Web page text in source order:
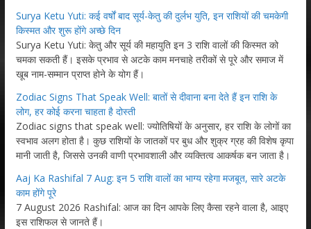
Surya Ketu Yuti: कई वर्षों बाद सूर्य-केतु की दुर्लभ युति, इन राशियों की चमकेगी
किस्मत और शुरू होंगे अच्छे दिन
Surya Ketu Yuti: केतु और सूर्य की महायुति इन 3 राशि वालों की किस्मत को
चमका सकती हैं। इसके प्रभाव से अटके काम मनचाहे तरीकों से पूरे और समाज में
खूब नाम-सम्मान प्राप्त होने के योग हैं।
Zodiac Signs That Speak Well: बातों से दीवाना बना देते हैं इन राशि के
लोग, हर कोई करना चाहता है दोस्ती
Zodiac signs that speak well: ज्योतिषियों के अनुसार, हर राशि के लोगों का
स्वभाव अलग होता है। कुछ राशियों के जातकों पर बुध और शुक्र ग्रह की विशेष कृपा
मानी जाती है, जिससे उनकी वाणी प्रभावशाली और व्यक्तित्व आकर्षक बन जाता है।
Aaj Ka Rashifal 7 Aug: इन 5 राशि वालों का भाग्य रहेगा मजबूत, सारे अटके
काम होंगे पूरे
7 August 2026 Rashifal: आज का दिन आपके लिए कैसा रहने वाला है, आइए
इस राशिफल से जानते हैं।